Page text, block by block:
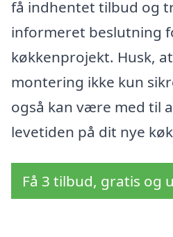
få indhentet tilbud og
informeret beslutning
køkkenprojekt. Husk,
montering ikke kun
også kan være med til
levetiden på dit nye
Få 3 tilbud, gratis og